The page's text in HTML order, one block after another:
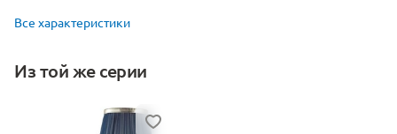
Все характеристики
Из той же серии